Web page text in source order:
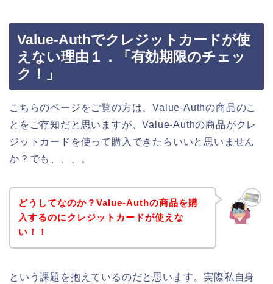
Value-Authでクレジットカードが使
えない理由１．「有効期限のチェッ
ク！」
こちらのページをご覧の方は、Value-Authの商品のこ
とをご存知だと思いますが、Value-Authの商品がクレ
ジットカードを使って購入できたらいいと思いません
か？でも、、、。
どうしてなのか？Value-Authの商品を購
入するのにクレジットカードが使えな
い！！
という課題を抱えているのだと思います。実際私自身